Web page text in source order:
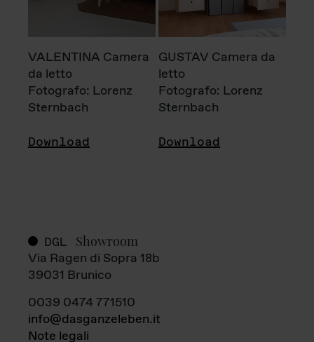
VALENTINA Camera
da letto
Fotografo: Lorenz
Sternbach
Download
GUSTAV Camera da
letto
Fotografo: Lorenz
Sternbach
Download
DGL Showroom
Via Ragen di Sopra 18b
39031 Brunico
0039 0474 771510
info@dasganzeleben.it
Note legali